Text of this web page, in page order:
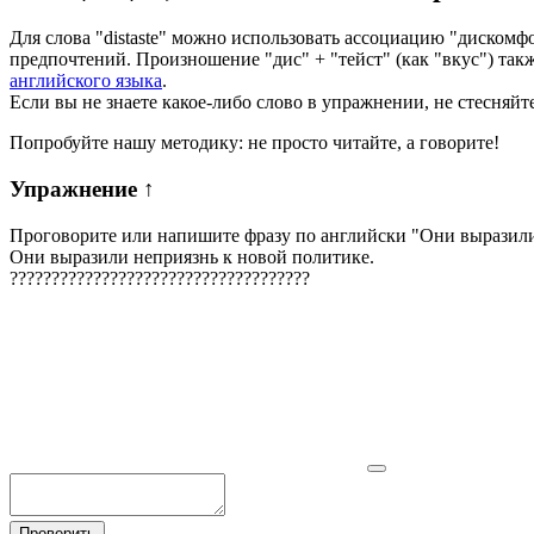
Для слова "distaste" можно использовать ассоциацию
предпочтений. Произношение "дис" + "тейст" (как "вкус")
английского языка.
Если вы не знаете какое-либо слово в упражнении, не
Попробуйте нашу методику: не просто читайте, а говорите!
Упражнение ↑
Проговорите или напишите фразу по английски "Они
Они выразили неприязнь к новой политике.
????????????????????????????????????